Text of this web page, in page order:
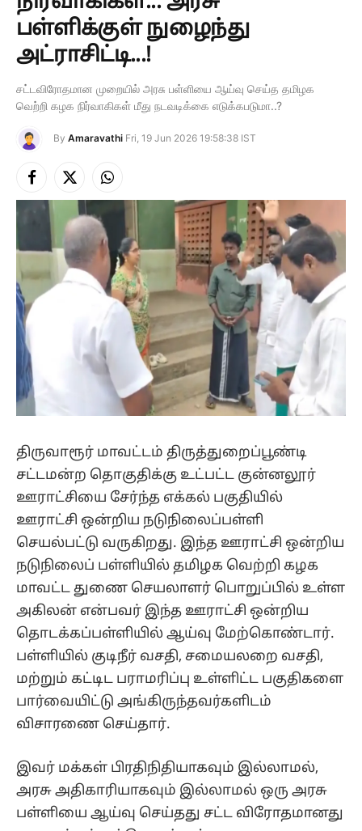
பள்ளிக்குள் நுழைந்து
அட்ராசிட்டி...!
சட்டவிரோதமான முறையில் அரசு பள்ளியை ஆய்வு செய்த தமிழக
வெற்றி கழக நிர்வாகிகள் மீது நடவடிக்கை எடுக்கபடுமா..?
By Amaravathi Fri, 19 Jun 2026 19:58:38 IST
Facebook
X
(Twitter)
Instagram
திருவாரூர் மாவட்டம் திருத்துறைப்பூண்டி
சட்டமன்ற தொகுதிக்கு உட்பட்ட குன்னலூர்
ஊராட்சியை சேர்ந்த எக்கல் பகுதியில்
ஊராட்சி ஒன்றிய நடுநிலைப்பள்ளி
செயல்பட்டு வருகிறது. இந்த ஊராட்சி ஒன்றிய
நடுநிலைப் பள்ளியில் தமிழக வெற்றி கழக
மாவட்ட துணை செயலாளர் பொறுப்பில் உள்ள
அகிலன் என்பவர் இந்த ஊராட்சி ஒன்றிய
தொடக்கப்பள்ளியில் ஆய்வு மேற்கொண்டார்.
பள்ளியில் குடிநீர் வசதி, சமையலறை வசதி,
மற்றும் கட்டிட பராமரிப்பு உள்ளிட்ட பகுதிகளை
பார்வையிட்டு அங்கிருந்தவர்களிடம்
விசாரணை செய்தார்.
இவர் மக்கள் பிரதிநிதியாகவும் இல்லாமல்,
அரசு அதிகாரியாகவும் இல்லாமல் ஒரு அரசு
பள்ளியை ஆய்வு செய்தது சட்ட விரோதமானது